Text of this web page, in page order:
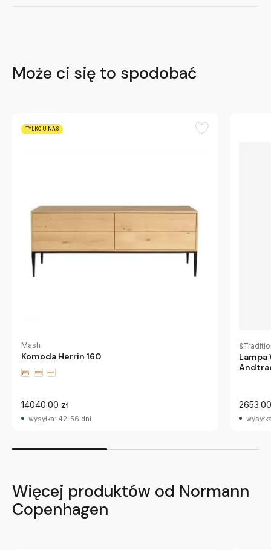
Może ci się to spodobać
TYLKO U NAS
Mash
Komoda Herrin 160
14040.00 zł
wysyłka: 42-56 dni
Lampa
Więcej produktów od Normann
Copenhagen